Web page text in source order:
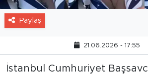
Paylaş
21.06.2026 - 17:55
İstanbul Cumhuriyet